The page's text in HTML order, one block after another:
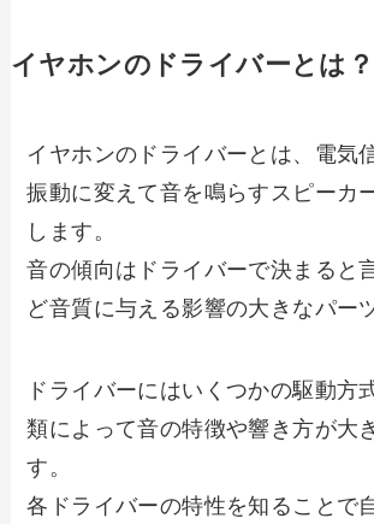
イヤホンのドライバーとは？
イヤホンのドライバーとは、電気
振動に変えて音を鳴らすスピーカ
します。
音の傾向はドライバーで決まると
ど音質に与える影響の大きなパー
ドライバーにはいくつかの駆動方
類によって音の特徴や響き方が大
す。
各ドライバーの特性を知ることで